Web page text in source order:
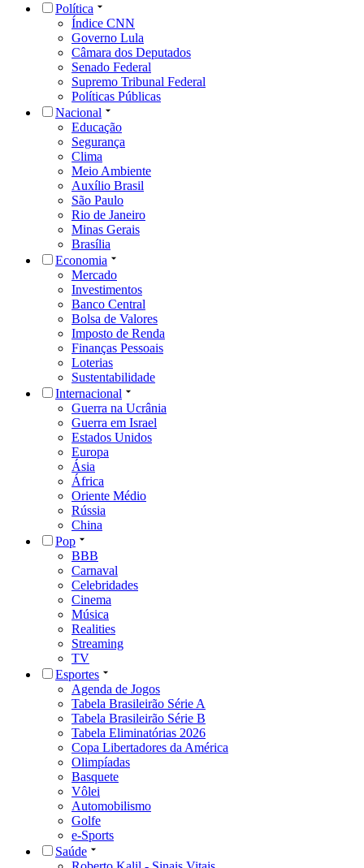
Política
Índice CNN
Governo Lula
Câmara dos Deputados
Senado Federal
Supremo Tribunal Federal
Políticas Públicas
Nacional
Educação
Segurança
Clima
Meio Ambiente
Auxílio Brasil
São Paulo
Rio de Janeiro
Minas Gerais
Brasília
Economia
Mercado
Investimentos
Banco Central
Bolsa de Valores
Imposto de Renda
Finanças Pessoais
Loterias
Sustentabilidade
Internacional
Guerra na Ucrânia
Guerra em Israel
Estados Unidos
Europa
Ásia
África
Oriente Médio
Rússia
China
Pop
BBB
Carnaval
Celebridades
Cinema
Música
Realities
Streaming
TV
Esportes
Agenda de Jogos
Tabela Brasileirão Série A
Tabela Brasileirão Série B
Tabela Eliminatórias 2026
Copa Libertadores da América
Olimpíadas
Basquete
Vôlei
Automobilismo
Golfe
e-Sports
Saúde